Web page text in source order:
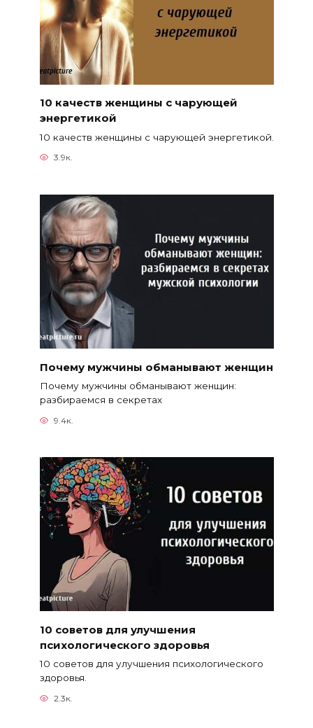
10 качеств женщины с чарующей
энергетикой
10 качеств женщины с чарующей энергетикой.
3.9к.
Почему мужчины обманывают женщин
Почему мужчины обманывают женщин:
разбираемся в секретах
9.4к.
10 советов для улучшения
психологического здоровья
10 советов для улучшения психологического
здоровья.
2.3к.